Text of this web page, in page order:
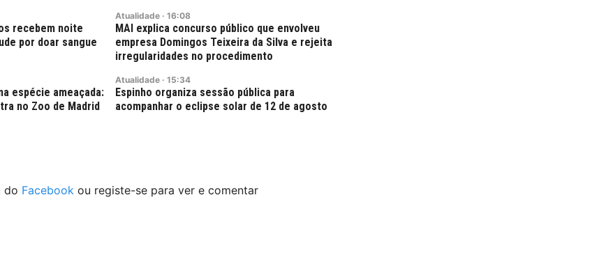
recebem noite
por doar sangue
Atualidade · 16:08
MAI explica concurso público que envolveu
empresa Domingos Teixeira da Silva e rejeita
irregularidades no procedimento
espécie ameaçada:
no Zoo de Madrid
Atualidade · 15:34
Espinho organiza sessão pública para
acompanhar o eclipse solar de 12 de agosto
do Facebook ou registe-se para ver e comentar